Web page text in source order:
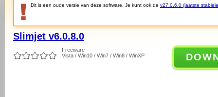
Dit is een oude versie van deze software. Je kunt ook de v27.0.6.0 (laatste
Slimjet v6.0.8.0
Freeware
Vista / Win10 / Win7 / Win8 / WinXP